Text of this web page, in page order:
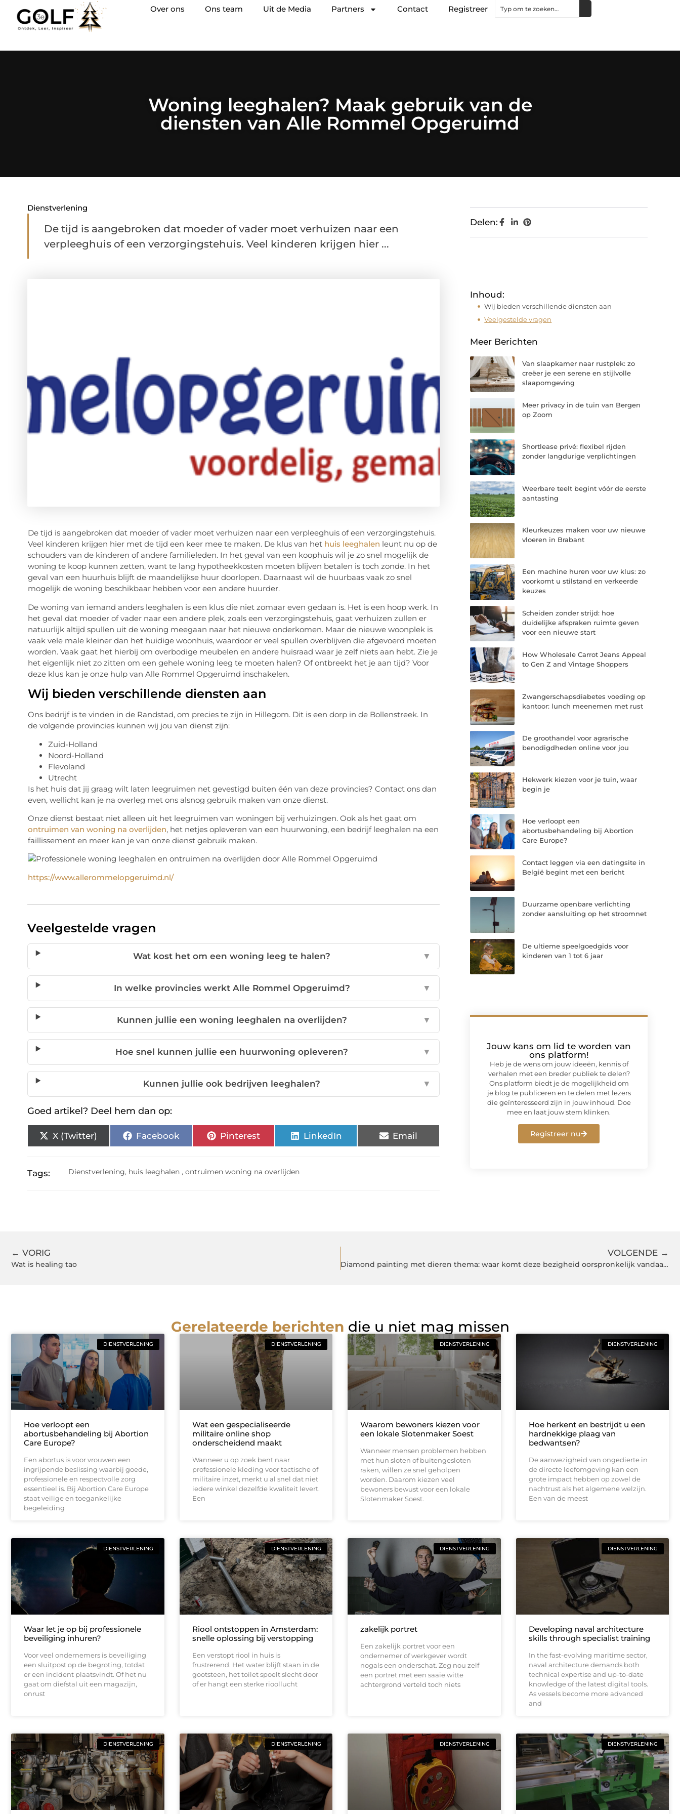
Over ons Ons team Uit de Media Partners Contact Registreer
Woning leeghalen? Maak gebruik van de
diensten van Alle Rommel Opgeruimd
Dienstverlening
De tijd is aangebroken dat moeder of vader moet verhuizen naar een
verpleeghuis of een verzorgingstehuis. Veel kinderen krijgen hier ...
De tijd is aangebroken dat moeder of vader moet verhuizen naar een verpleeghuis of een verzorgingstehuis.
Veel kinderen krijgen hier met de tijd een keer mee te maken. De klus van het huis leeghalen leunt nu op de
schouders van de kinderen of andere familieleden. In het geval van een koophuis wil je zo snel mogelijk de
woning te koop kunnen zetten, want te lang hypotheekkosten moeten blijven betalen is toch zonde. In het
geval van een huurhuis blijft de maandelijkse huur doorlopen. Daarnaast wil de huurbaas vaak zo snel
mogelijk de woning beschikbaar hebben voor een andere huurder.
De woning van iemand anders leeghalen is een klus die niet zomaar even gedaan is. Het is een hoop werk. In
het geval dat moeder of vader naar een andere plek, zoals een verzorgingstehuis, gaat verhuizen zullen er
natuurlijk altijd spullen uit de woning meegaan naar het nieuwe onderkomen. Maar de nieuwe woonplek is
vaak vele male kleiner dan het huidige woonhuis, waardoor er veel spullen overblijven die afgevoerd moeten
worden. Vaak gaat het hierbij om overbodige meubelen en andere huisraad waar je zelf niets aan hebt. Zie je
het eigenlijk niet zo zitten om een gehele woning leeg te moeten halen? Of ontbreekt het je aan tijd? Voor
deze klus kan je onze hulp van Alle Rommel Opgeruimd inschakelen.
Wij bieden verschillende diensten aan
Ons bedrijf is te vinden in de Randstad, om precies te zijn in Hillegom. Dit is een dorp in de Bollenstreek. In
de volgende provincies kunnen wij jou van dienst zijn:
Zuid-Holland
Noord-Holland
Flevoland
Utrecht
Is het huis dat jij graag wilt laten leegruimen net gevestigd buiten één van deze provincies? Contact ons dan
even, wellicht kan je na overleg met ons alsnog gebruik maken van onze dienst.
Onze dienst bestaat niet alleen uit het leegruimen van woningen bij verhuizingen. Ook als het gaat om
ontruimen van woning na overlijden, het netjes opleveren van een huurwoning, een bedrijf leeghalen na een
faillissement en meer kan je van onze dienst gebruik maken.
https://www.allerommelopgeruimd.nl/
Veelgestelde vragen
Wat kost het om een woning leeg te halen? ▼
In welke provincies werkt Alle Rommel Opgeruimd? ▼
Kunnen jullie een woning leeghalen na overlijden? ▼
Hoe snel kunnen jullie een huurwoning opleveren? ▼
Kunnen jullie ook bedrijven leeghalen? ▼
Goed artikel? Deel hem dan op:
X (Twitter) Facebook Pinterest LinkedIn Email
Tags: Dienstverlening, huis leeghalen ,ontruimen woning na overlijden
Delen:
Inhoud:
Wij bieden verschillende diensten aan
Veelgestelde vragen
Meer Berichten
Van slaapkamer naar rustplek: zo
creëer je een serene en stijlvolle
slaapomgeving
Meer privacy in de tuin van Bergen
op Zoom
Shortlease privé: flexibel rijden
zonder langdurige verplichtingen
Weerbare teelt begint vóór de eerste
aantasting
Kleurkeuzes maken voor uw nieuwe
vloeren in Brabant
Een machine huren voor uw klus: zo
voorkomt u stilstand en verkeerde
keuzes
Scheiden zonder strijd: hoe
duidelijke afspraken ruimte geven
voor een nieuwe start
How Wholesale Carrot Jeans Appeal
to Gen Z and Vintage Shoppers
Zwangerschapsdiabetes voeding op
kantoor: lunch meenemen met rust
De groothandel voor agrarische
benodigdheden online voor jou
Hekwerk kiezen voor je tuin, waar
begin je
Hoe verloopt een
abortusbehandeling bij Abortion
Care Europe?
Contact leggen via een datingsite in
België begint met een bericht
Duurzame openbare verlichting
zonder aansluiting op het stroomnet
De ultieme speelgoedgids voor
kinderen van 1 tot 6 jaar
Jouw kans om lid te worden van
ons platform!
Heb je de wens om jouw ideeën, kennis of
verhalen met een breder publiek te delen?
Ons platform biedt je de mogelijkheid om
je blog te publiceren en te delen met lezers
die geïnteresseerd zijn in jouw inhoud. Doe
mee en laat jouw stem klinken.
Registreer nu
← VORIG
Wat is healing tao
VOLGENDE →
Diamond painting met dieren thema: waar komt deze bezigheid oorspronkelijk vandaan?
Gerelateerde berichten die u niet mag missen
DIENSTVERLENING
Hoe verloopt een
abortusbehandeling bij Abortion
Care Europe?
Een abortus is voor vrouwen een
ingrijpende beslissing waarbij goede,
professionele en respectvolle zorg
essentieel is. Bij Abortion Care Europe
staat veilige en toegankelijke
begeleiding
DIENSTVERLENING
Wat een gespecialiseerde
militaire online shop
onderscheidend maakt
Wanneer u op zoek bent naar
professionele kleding voor tactische of
militaire inzet, merkt u al snel dat niet
iedere winkel dezelfde kwaliteit levert.
Een
DIENSTVERLENING
Waarom bewoners kiezen voor
een lokale Slotenmaker Soest
Wanneer mensen problemen hebben
met hun sloten of buitengesloten
raken, willen ze snel geholpen
worden. Daarom kiezen veel
bewoners bewust voor een lokale
Slotenmaker Soest.
DIENSTVERLENING
Hoe herkent en bestrijdt u een
hardnekkige plaag van
bedwantsen?
De aanwezigheid van ongedierte in
de directe leefomgeving kan een
grote impact hebben op zowel de
nachtrust als het algemene welzijn.
Een van de meest
DIENSTVERLENING
Waar let je op bij professionele
beveiliging inhuren?
Voor veel ondernemers is beveiliging
een sluitpost op de begroting, totdat
er een incident plaatsvindt. Of het nu
gaat om diefstal uit een magazijn,
onrust
DIENSTVERLENING
Riool ontstoppen in Amsterdam:
snelle oplossing bij verstopping
Een verstopt riool in huis is
frustrerend. Het water blijft staan in de
gootsteen, het toilet spoelt slecht door
of er hangt een sterke rioollucht
DIENSTVERLENING
zakelijk portret
Een zakelijk portret voor een
ondernemer of werkgever wordt
nogals een onderschat. Zeg nou zelf
een portret met een saaie witte
achtergrond verteld toch niets
DIENSTVERLENING
Developing naval architecture
skills through specialist training
In the fast-evolving maritime sector,
naval architecture demands both
technical expertise and up-to-date
knowledge of the latest digital tools.
As vessels become more advanced
and
DIENSTVERLENING DIENSTVERLENING DIENSTVERLENING DIENSTVERLENING